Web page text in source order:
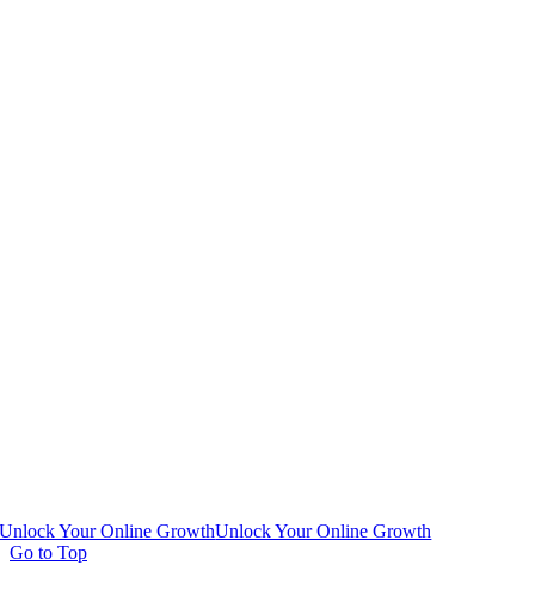
Unlock Your Online GrowthUnlock Your Online Growth
Go to Top